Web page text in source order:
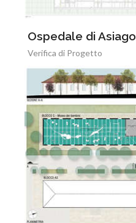
Ospedale di Asiago
Verifica di Progetto